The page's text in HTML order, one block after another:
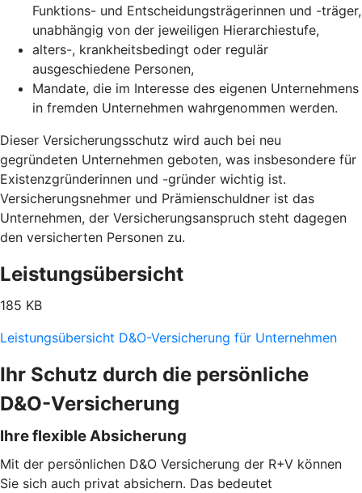
Funktions- und Entscheidungsträgerinnen und -träger,
unabhängig von der jeweiligen Hierarchiestufe,
alters-, krankheitsbedingt oder regulär
ausgeschiedene Personen,
Mandate, die im Interesse des eigenen Unternehmens
in fremden Unternehmen wahrgenommen werden.
Dieser Versicherungsschutz wird auch bei neu
gegründeten Unternehmen geboten, was insbesondere für
Existenzgründerinnen und -gründer wichtig ist.
Versicherungsnehmer und Prämienschuldner ist das
Unternehmen, der Versicherungsanspruch steht dagegen
den versicherten Personen zu.
Leistungsübersicht
185 KB
Leistungsübersicht D&O-Versicherung für Unternehmen
Ihr Schutz durch die persönliche
D&O-Versicherung
Ihre flexible Absicherung
Mit der persönlichen D&O Versicherung der R+V können
Sie sich auch privat absichern. Das bedeutet